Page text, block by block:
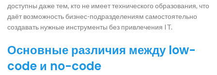
доступны даже тем, кто не имеет технического образования, что
даёт возможность бизнес-подразделениям самостоятельно
создавать нужные инструменты без привлечения IT.
Основные различия между low-
code и no-code